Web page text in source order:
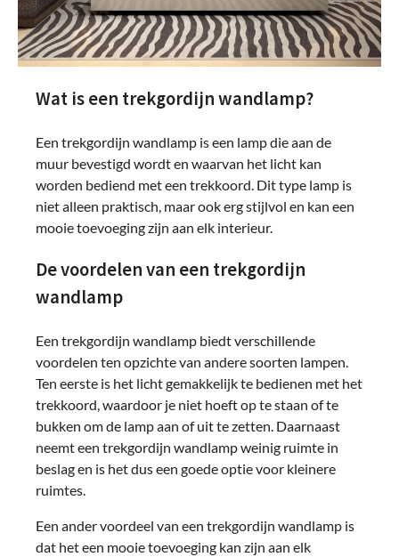
Wat is een trekgordijn wandlamp?
Een trekgordijn wandlamp is een lamp die aan de
muur bevestigd wordt en waarvan het licht kan
worden bediend met een trekkoord. Dit type lamp is
niet alleen praktisch, maar ook erg stijlvol en kan een
mooie toevoeging zijn aan elk interieur.
De voordelen van een trekgordijn
wandlamp
Een trekgordijn wandlamp biedt verschillende
voordelen ten opzichte van andere soorten lampen.
Ten eerste is het licht gemakkelijk te bedienen met het
trekkoord, waardoor je niet hoeft op te staan of te
bukken om de lamp aan of uit te zetten. Daarnaast
neemt een trekgordijn wandlamp weinig ruimte in
beslag en is het dus een goede optie voor kleinere
ruimtes.
Een ander voordeel van een trekgordijn wandlamp is
dat het een mooie toevoeging kan zijn aan elk